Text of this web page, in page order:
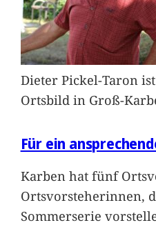
Dieter Pickel-Taron
Ortsbild in Groß-
Für ein
Karben hat fünf
Ortsvorsteherinnen,
Sommerserie